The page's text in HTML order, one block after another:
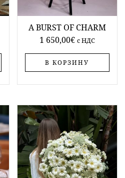
A BURST OF CHARM
1 650,00€ c НДС
В КОРЗИНУ